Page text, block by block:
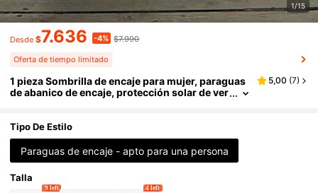
1/15
Desde $7.636 -4% $7.990
Oferta de tiempo limitado
1 pieza Sombrilla de encaje para mujer, paraguas
de abanico de encaje, protección solar de ver
5,00 (7)
Tipo De Estilo
Paraguas de encaje - apto para una persona
Talla
9 left 4 left